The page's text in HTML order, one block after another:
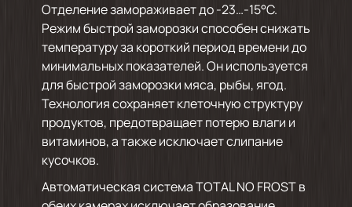
Отделение замораживает до -23…-15°C.
Режим быстрой заморозки способен снижать
температуру за короткий период времени до
минимальных показателей. Он используется
для быстрой заморозки мяса, рыбы, ягод.
Технология сохраняет клеточную структуру
продуктов, предотвращает потерю влаги и
витаминов, а также исключает слипание
кусочков.
Автоматическая система TOTAL NO FROST в